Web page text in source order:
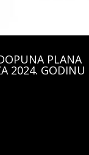
PLANA
2024. GODINU